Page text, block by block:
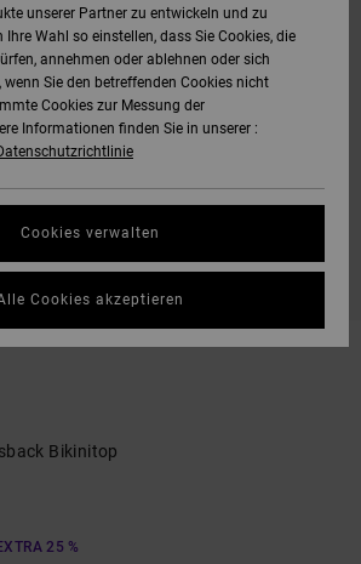
Bikinitop
25 %
unserer Partner zu entwickeln und zu
Ihre Wahl so einstellen, dass Sie Cookies, die
annehmen oder ablehnen oder sich
Sie den betreffenden Cookies nicht
Cookies zur Messung der
Informationen finden Sie in unserer :
Cookies verwalten
Cookies akzeptieren